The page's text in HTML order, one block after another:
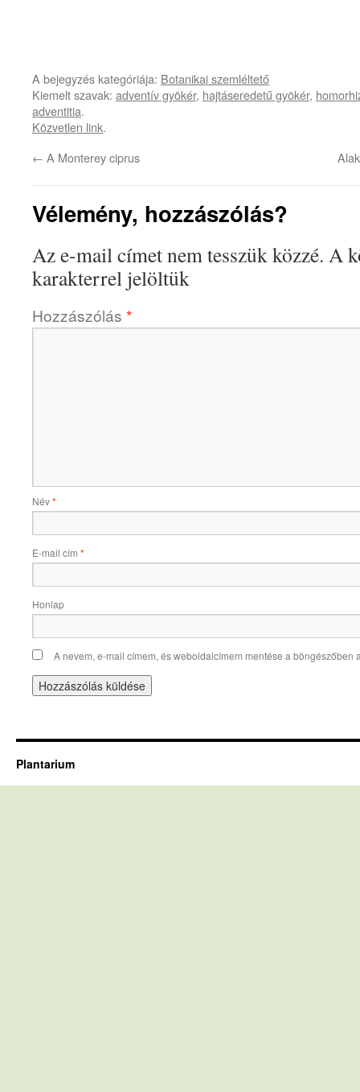
A bejegyzés kategóriája: Botanikai szemléltető
Kiemelt szavak: adventív gyökér, hajtáseredetű gyökér,
adventitia.
Közvetlen link.
← A Monterey ciprus
Vélemény, hozzászólás?
Az e-mail címet nem tesszük közzé. A
karakterrel jelöltük
Hozzászólás *
Név*
E-mail cím *
Honlap
A nevem, e-mail címem, és weboldalcímem mentése a böngészőben
Plantarium